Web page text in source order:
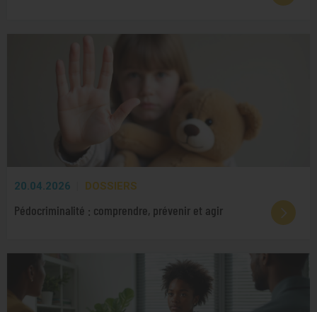
20.04.2026 DOSSIERS
Pédocriminalité : comprendre, prévenir et agir